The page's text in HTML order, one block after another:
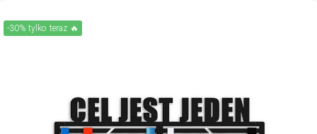
-30% tylko teraz 🔥